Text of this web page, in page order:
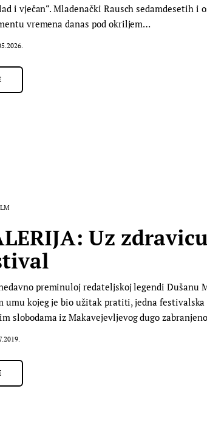
i vječan“. Mladenački Rausch sedamdesetih
vremena danas pod okriljem…
Uz
preminuloj redateljskoj legendi Dušanu
umu kojeg je bio užitak pratiti, jedna
slobodama iz Makavejevljevog dugo